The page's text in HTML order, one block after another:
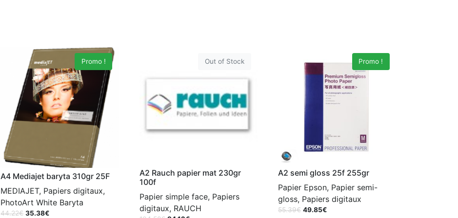
Promo !
A4 Mediajet baryta 310gr 25F
MEDIAJET, Papiers digitaux,
PhotoArt White Baryta
44.22€ 35.38€
Out of Stock
A2 Rauch papier mat 230gr
100f
Papier simple face, Papiers
digitaux, RAUCH
Promo !
A2 semi gloss 25f 255gr
Papier Epson, Papier semi-
gloss, Papiers digitaux
55.39€ 49.85€